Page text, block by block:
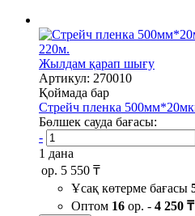
Жылдам қарап шығу
Артикул: 270010
Қоймада бар
Стрейч пленка
Бөлшек сауда бағасы:
-
1 дана
ор. 5 550 ₸
Ұсақ көтерме бағасы
Оптом 16 ор. - 4 250 ₸